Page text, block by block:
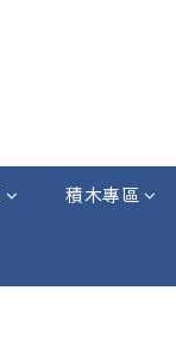
積木專區